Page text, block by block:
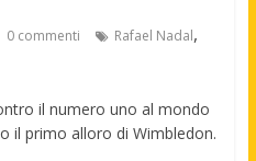
0 commenti Rafael Nadal,
il numero uno al mondo
il primo alloro di Wimbledon.